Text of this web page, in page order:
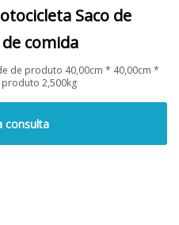
Saco de
comida
de produto 40,00cm * 40,00cm *
2,500kg
consulta